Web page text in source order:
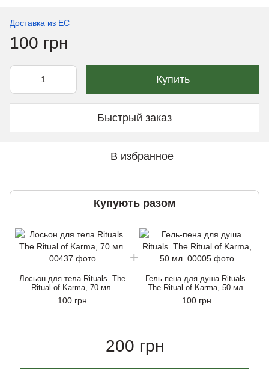
Доставка из ЕС
100 грн
Купить
Быстрый заказ
В избранное
Купують разом
Лосьон для тела Rituals. The
Ritual of Karma, 70 мл.
100 грн
Гель-пена для душа Rituals.
The Ritual of Karma, 50 мл.
100 грн
200 грн